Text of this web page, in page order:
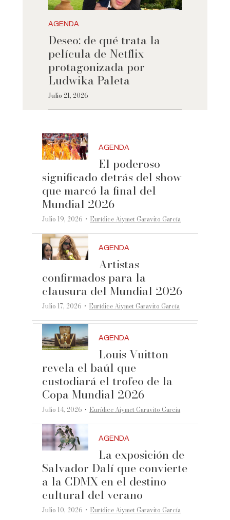
AGENDA
Deseo: de qué trata la
película de Netflix
protagonizada por
Ludwika Paleta
Julio 21, 2026
AGENDA
El poderoso
significado detrás del show
que marcó la final del
Mundial 2026
Julio 19, 2026 ·Eurídice Aiymet Garavito García
AGENDA
Artistas
confirmados para la
clausura del Mundial 2026
Julio 17, 2026 ·Eurídice Aiymet Garavito García
AGENDA
Louis Vuitton
revela el baúl que
custodiará el trofeo de la
Copa Mundial 2026
Julio 14, 2026 ·Eurídice Aiymet Garavito García
AGENDA
La exposición de
Salvador Dalí que convierte
a la CDMX en el destino
cultural del verano
Julio 10, 2026 ·Eurídice Aiymet Garavito García